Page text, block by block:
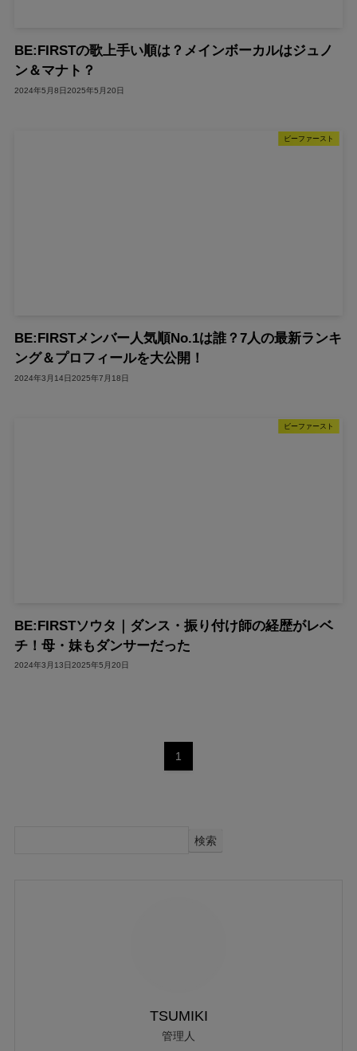
BE:FIRSTの歌上手い順は？メインボーカルはジュノ
ン＆マナト？
2024年5月8日 2025年5月20日
ビーファースト
BE:FIRSTメンバー人気順No.1は誰？7人の最新ランキ
ング＆プロフィールを大公開！
2024年3月14日 2025年7月18日
ビーファースト
BE:FIRSTソウタ｜ダンス・振り付け師の経歴がレベ
チ！母・妹もダンサーだった
2024年3月13日2025年5月20日
1
検索
TSUMIKI
管理人